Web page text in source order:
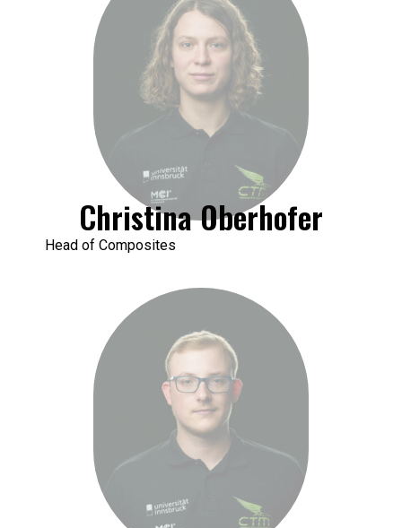
Christina Oberhofer
Head of Composites